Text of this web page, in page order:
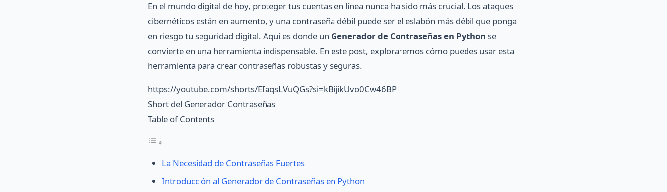
En el mundo digital de hoy, proteger tus cuentas en línea nunca ha sido más crucial. Los ataques
cibernéticos están en aumento, y una contraseña débil puede ser el eslabón más débil que ponga
en riesgo tu seguridad digital. Aquí es donde un Generador de Contraseñas en Python se
convierte en una herramienta indispensable. En este post, exploraremos cómo puedes usar esta
herramienta para crear contraseñas robustas y seguras.
https://youtube.com/shorts/EIaqsLVuQGs?si=kBijikUvo0Cw46BP
Short del Generador Contraseñas
Table of Contents
La Necesidad de Contraseñas Fuertes
Introducción al Generador de Contraseñas en Python